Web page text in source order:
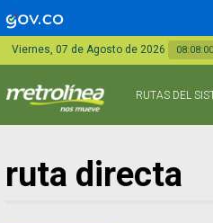
Viernes, 07 de Agosto de 2026
RUTAS DEL
ruta directa